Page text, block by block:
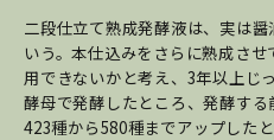
二段仕立て熟成発酵液は、実は
いう。本仕込みをさらに熟成さ
用できないかと考え、3年以上じ
酵母で発酵したところ、発酵す
423種から580種までアップしたと